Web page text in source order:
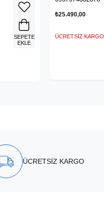
SEPETE
EKLE
₺25.490,00
ÜCRETSIZ KARGO
ÜCRETSİZ KARGO